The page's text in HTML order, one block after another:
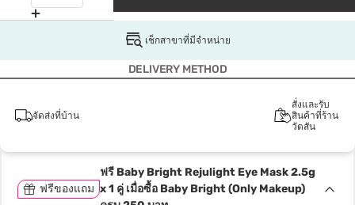
เช็กสาขาที่มีจำหน่าย
DELIVERY METHOD
จัดส่งที่บ้าน
สั่งและรับ
สินค้าที่ร้าน
วัตสัน
ฟรีของแถม
ฟรี Baby Bright Rejulight Eye Mask 2.5g
x 1 คู่ เมื่อซื้อ Baby Bright (Only Makeup)